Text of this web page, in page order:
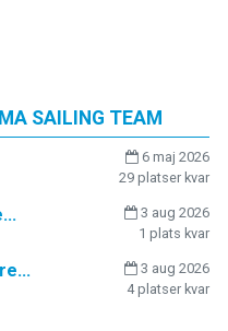
SAILING TEAM
6 maj 2026
29 platser kvar
3 aug 2026
1 plats kvar
3 aug 2026
4 platser kvar